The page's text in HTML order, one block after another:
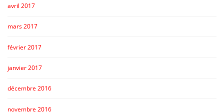
avril 2017
mars 2017
février 2017
janvier 2017
décembre 2016
novembre 2016